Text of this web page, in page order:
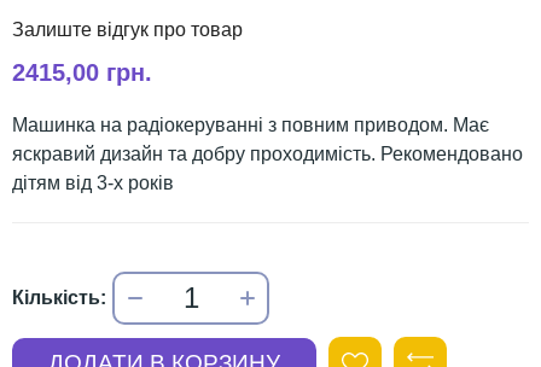
2415,00 грн.
Машинка на радіокеруванні з повним приводом. Має
яскравий дизайн та добру проходимість. Рекомендовано
дітям від 3-х років